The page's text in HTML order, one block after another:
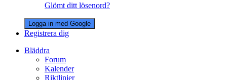
Glömt ditt lösenord?
Logga in med Google
Registrera dig
Bläddra
Forum
Kalender
Riktlinjer